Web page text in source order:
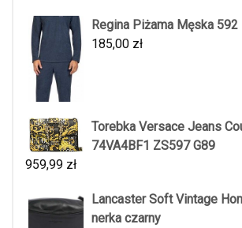
Regina Piżama Męska
185,00 zł
Torebka Versace Jeans
74VA4BF1 ZS597 G89
959,99 zł
Lancaster Soft Vintage
nerka czarny